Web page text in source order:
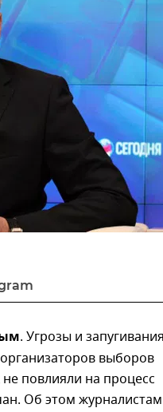
. Угрозы и
выборов
повлияли на процесс
Об этом журналистам